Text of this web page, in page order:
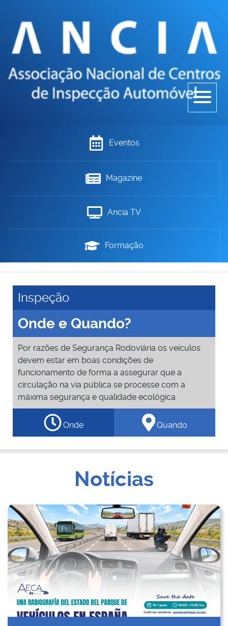
Eventos
Magazine
Ancia TV
Formação
Inspeção
Onde e Quando?
Por razões de Segurança Rodoviária os veículos
devem estar em boas condições de
funcionamento de forma a assegurar que a
circulação na via pública se processe com a
máxima segurança e qualidade ecológica
Onde Quando
Notícias